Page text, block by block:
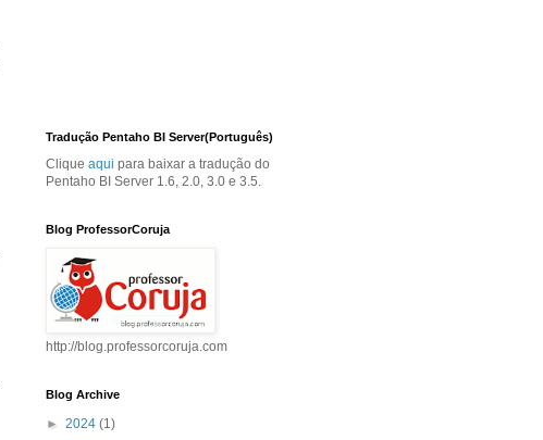
Tradução Pentaho BI Server(Português)
Clique aqui para baixar a tradução do
Pentaho BI Server 1.6, 2.0, 3.0 e 3.5.
Blog ProfessorCoruja
http://blog.professorcoruja.com
Blog Archive
► 2024 (1)